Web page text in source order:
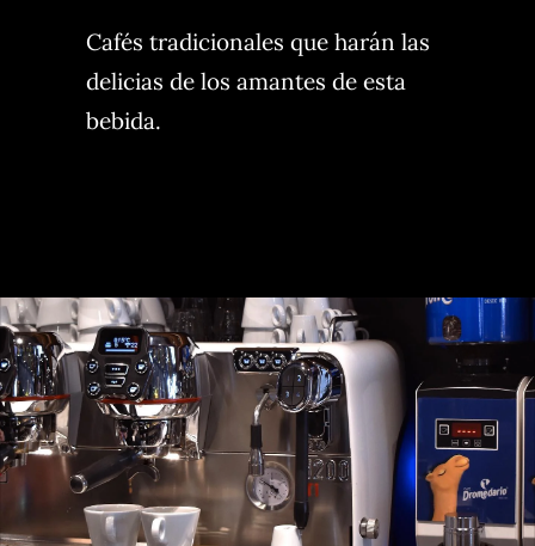
Cafés tradicionales que harán las
delicias de los amantes de esta
bebida.